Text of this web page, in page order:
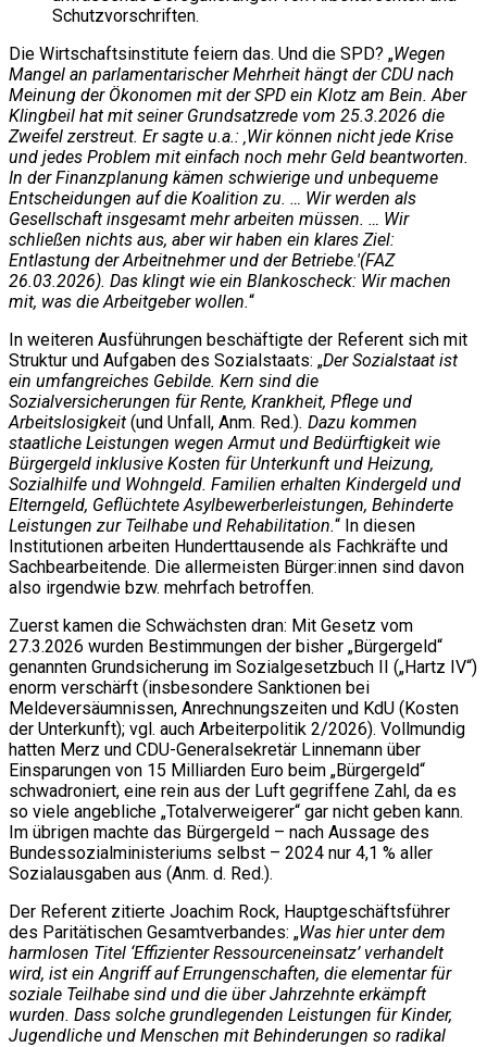
Schutzvorschriften.
Die Wirtschaftsinstitute feiern das. Und die SPD? „Wegen
Mangel an parlamentarischer Mehrheit hängt der CDU nach
Meinung der Ökonomen mit der SPD ein Klotz am Bein. Aber
Klingbeil hat mit seiner Grundsatzrede vom 25.3.2026 die
Zweifel zerstreut. Er sagte u.a.: ‚Wir können nicht jede Krise
und jedes Problem mit einfach noch mehr Geld beantworten.
In der Finanzplanung kämen schwierige und unbequeme
Entscheidungen auf die Koalition zu. … Wir werden als
Gesellschaft insgesamt mehr arbeiten müssen. … Wir
schließen nichts aus, aber wir haben ein klares Ziel:
Entlastung der Arbeitnehmer und der Betriebe.'(FAZ
26.03.2026). Das klingt wie ein Blankoscheck: Wir machen
mit, was die Arbeitgeber wollen.“
In weiteren Ausführungen beschäftigte der Referent sich mit
Struktur und Aufgaben des Sozialstaats: „Der Sozialstaat ist
ein umfangreiches Gebilde. Kern sind die
Sozialversicherungen für Rente, Krankheit, Pflege und
Arbeitslosigkeit (und Unfall, Anm. Red.). Dazu kommen
staatliche Leistungen wegen Armut und Bedürftigkeit wie
Bürgergeld inklusive Kosten für Unterkunft und Heizung,
Sozialhilfe und Wohngeld. Familien erhalten Kindergeld und
Elterngeld, Geflüchtete Asylbewerberleistungen, Behinderte
Leistungen zur Teilhabe und Rehabilitation.“ In diesen
Institutionen arbeiten Hunderttausende als Fachkräfte und
Sachbearbeitende. Die allermeisten Bürger:innen sind davon
also irgendwie bzw. mehrfach betroffen.
Zuerst kamen die Schwächsten dran: Mit Gesetz vom
27.3.2026 wurden Bestimmungen der bisher „Bürgergeld“
genannten Grundsicherung im Sozialgesetzbuch II („Hartz IV“)
enorm verschärft (insbesondere Sanktionen bei
Meldeversäumnissen, Anrechnungszeiten und KdU (Kosten
der Unterkunft); vgl. auch Arbeiterpolitik 2/2026). Vollmundig
hatten Merz und CDU-Generalsekretär Linnemann über
Einsparungen von 15 Milliarden Euro beim „Bürgergeld“
schwadroniert, eine rein aus der Luft gegriffene Zahl, da es
so viele angebliche „Totalverweigerer“ gar nicht geben kann.
Im übrigen machte das Bürgergeld – nach Aussage des
Bundessozialministeriums selbst – 2024 nur 4,1 % aller
Sozialausgaben aus (Anm. d. Red.).
Der Referent zitierte Joachim Rock, Hauptgeschäftsführer
des Paritätischen Gesamtverbandes: „Was hier unter dem
harmlosen Titel ‘Effizienter Ressourceneinsatz’ verhandelt
wird, ist ein Angriff auf Errungenschaften, die elementar für
soziale Teilhabe sind und die über Jahrzehnte erkämpft
wurden. Dass solche grundlegenden Leistungen für Kinder,
Jugendliche und Menschen mit Behinderungen so radikal